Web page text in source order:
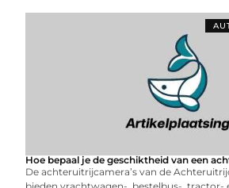
Hoe bepaal je de geschiktheid van een
De achteruitrijcamera’s van de